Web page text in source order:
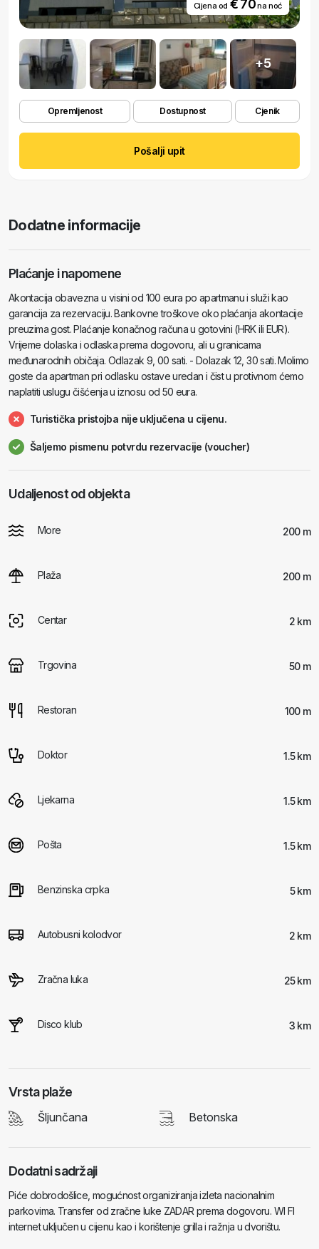
Cijena od € 70na noć
+5
Opremljenost Dostupnost Cjenik
Pošalji upit
Dodatne informacije
Plaćanje i napomene
Akontacija obavezna u visini od 100 eura po apartmanu i služi kao
garancija za rezervaciju. Bankovne troškove oko plaćanja akontacije
preuzima gost. Plaćanje konačnog računa u gotovini (HRK ili EUR).
Vrijeme dolaska i odlaska prema dogovoru, ali u granicama
međunarodnih običaja. Odlazak 9, 00 sati. - Dolazak 12, 30 sati. Molimo
goste da apartman pri odlasku ostave uredan i čist u protivnom ćemo
naplatiti uslugu čišćenja u iznosu od 50 eura.
Turistička pristojba nije uključena u cijenu.
Šaljemo pismenu potvrdu rezervacije (voucher)
Udaljenost od objekta
More 200 m
Plaža 200 m
Centar 2 km
Trgovina 50 m
Restoran 100 m
Doktor 1.5 km
Ljekarna 1.5 km
Pošta 1.5 km
Benzinska crpka 5 km
Autobusni kolodvor 2 km
Zračna luka 25 km
Disco klub 3 km
Vrsta plaže
Šljunčana Betonska
Dodatni sadržaji
Piće dobrodošlice, mogućnost organiziranja izleta nacionalnim
parkovima. Transfer od zračne luke ZADAR prema dogovoru. WI FI
internet uključen u cijenu kao i korištenje grilla i ražnja u dvorištu.